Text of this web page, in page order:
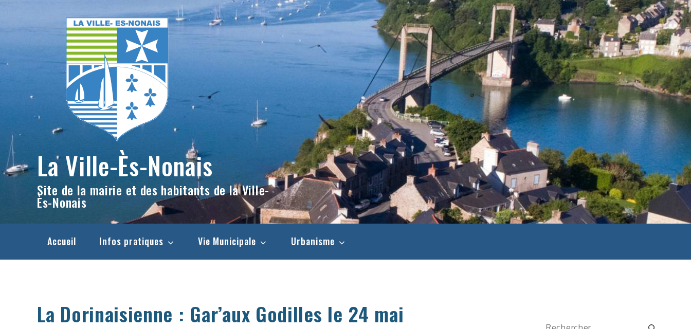
La Ville-Ès-Nonais
Site de la mairie et des habitants de la Ville-
Ès-Nonais
Accueil Infos pratiques Vie Municipale Urbanisme
La Dorinaisienne : Gar’aux Godilles le 24 mai Rechercher